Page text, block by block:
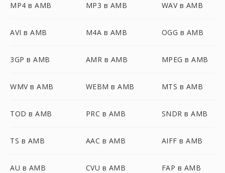
MP4 в AMB MP3 в AMB WAV в AMB
AVI в AMB M4A в AMB OGG в AMB
3GP в AMB AMR в AMB MPEG в AMB
WMV в AMB WEBM в AMB MTS в AMB
TOD в AMB PRC в AMB SNDR в AMB
TS в AMB AAC в AMB AIFF в AMB
AU в AMB CVU в AMB FAP в AMB